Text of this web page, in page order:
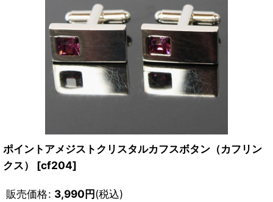
ポイントアメジストクリスタルカフスボタン（カフリン
クス）
[cf204]
販売価格: 3,990円(税込)